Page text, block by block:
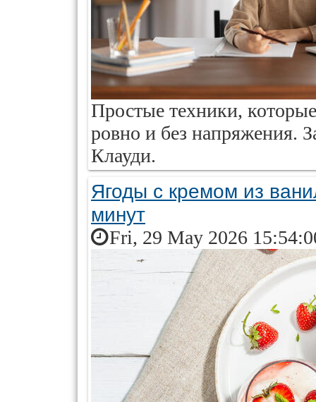
Простые техники,
ровно и без напряжения.
Клауди.
Ягоды с кремом из
минут
Fri, 29 May 2026